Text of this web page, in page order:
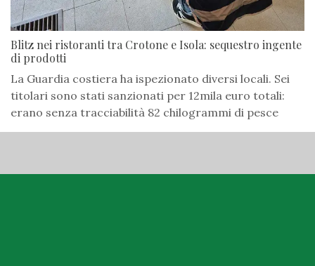
Blitz nei ristoranti tra Crotone e Isola: sequestro ingente
di prodotti
La Guardia costiera ha ispezionato diversi locali. Sei
titolari sono stati sanzionati per 12mila euro totali:
erano senza tracciabilità 82 chilogrammi di pesce